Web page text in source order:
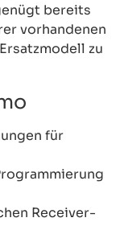
bereits
vorhandenen
zu
für
Receiver-